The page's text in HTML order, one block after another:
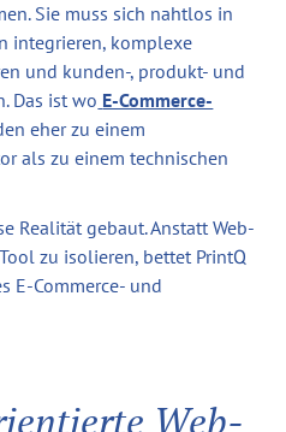
Sie muss sich nahtlos in
integrieren, komplexe
und kunden-, produkt- und
Das ist wo E-Commerce-
eher zu einem
als zu einem technischen
Realität gebaut. Anstatt Web-
zu isolieren, bettet PrintQ
E-Commerce- und
Web-